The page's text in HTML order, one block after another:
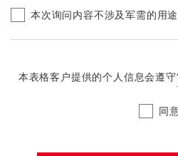
本次询问内容不涉及军需的用途
本表格客户提供的个人信息会遵守
同